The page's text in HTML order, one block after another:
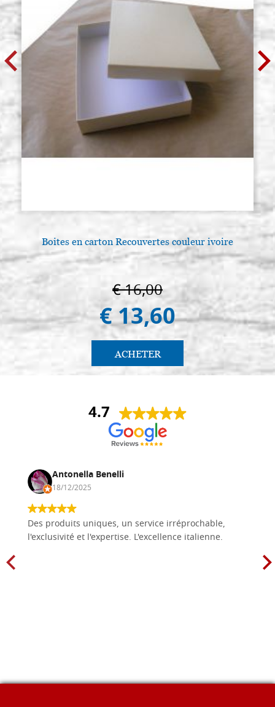
Boites en carton Recouvertes couleur ivoire
€ 16,00
€ 13,60
ACHETER
4.7
Antonella Benelli
18/12/2025
Des produits uniques, un service irréprochable,
l'exclusivité et l'expertise. L'excellence italienne.